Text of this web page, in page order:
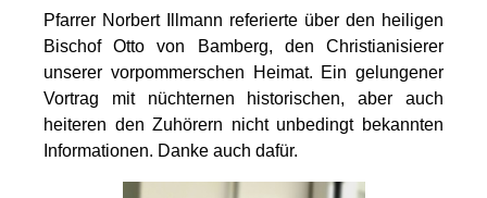
Pfarrer Norbert Illmann referierte über den heiligen
Bischof Otto von Bamberg, den Christianisierer
unserer vorpommerschen Heimat. Ein gelungener
Vortrag mit nüchternen historischen, aber auch
heiteren den Zuhörern nicht unbedingt bekannten
Informationen. Danke auch dafür.